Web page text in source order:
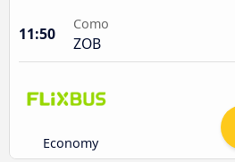
11:50
Como
ZOB
Economy